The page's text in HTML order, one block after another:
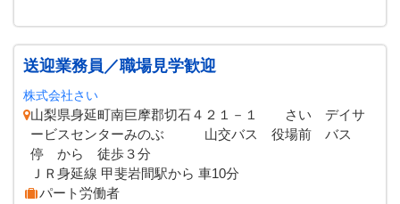
送迎業務員／職場見学歓迎
株式会社さい
山梨県身延町南巨摩郡切石４２１－１ さい デイサ
ービスセンターみのぶ 山交バス 役場前 バス
停 から 徒歩３分
ＪＲ身延線 甲斐岩間駅から 車10分
パート労働者